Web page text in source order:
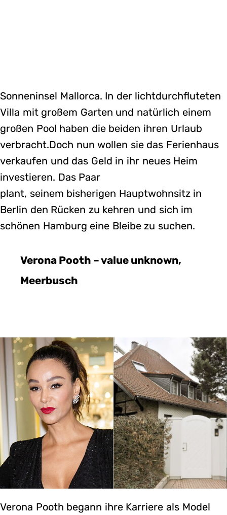
Sonneninsel Mallorca. In der lichtdurchfluteten
Villa mit großem Garten und natürlich einem
großen Pool haben die beiden ihren Urlaub
verbracht.Doch nun wollen sie das Ferienhaus
verkaufen und das Geld in ihr neues Heim
investieren. Das Paar
plant, seinem bisherigen Hauptwohnsitz in
Berlin den Rücken zu kehren und sich im
schönen Hamburg eine Bleibe zu suchen.
Verona Pooth – value unknown,
Meerbusch
Verona Pooth begann ihre Karriere als Model